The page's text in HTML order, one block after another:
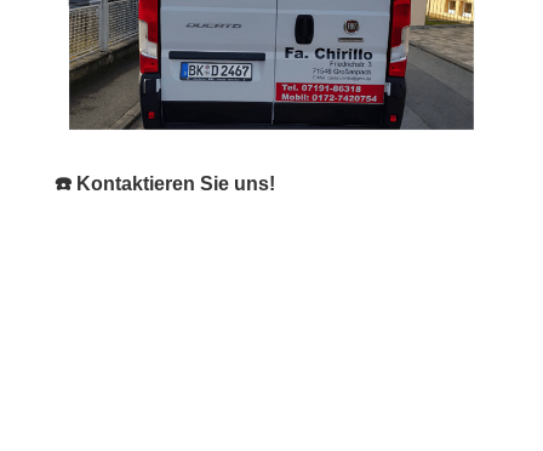
☎️ Kontaktieren Sie uns!